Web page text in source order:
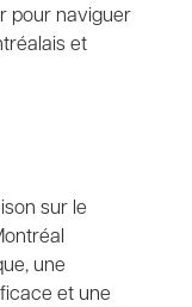
pour naviguer
et
sur le
une
et une